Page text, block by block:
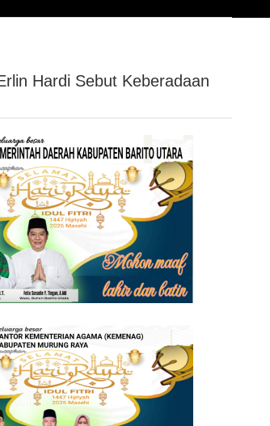
Hardi Sebut Keberadaan